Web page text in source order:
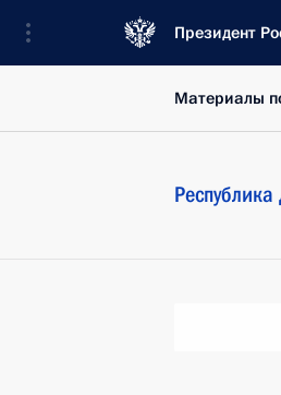
Президент
Материалы
Республика